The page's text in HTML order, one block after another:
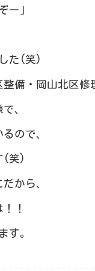
ー」
た(笑)
備・岡山北区修
、
ので、
(笑)
から、
！
す。